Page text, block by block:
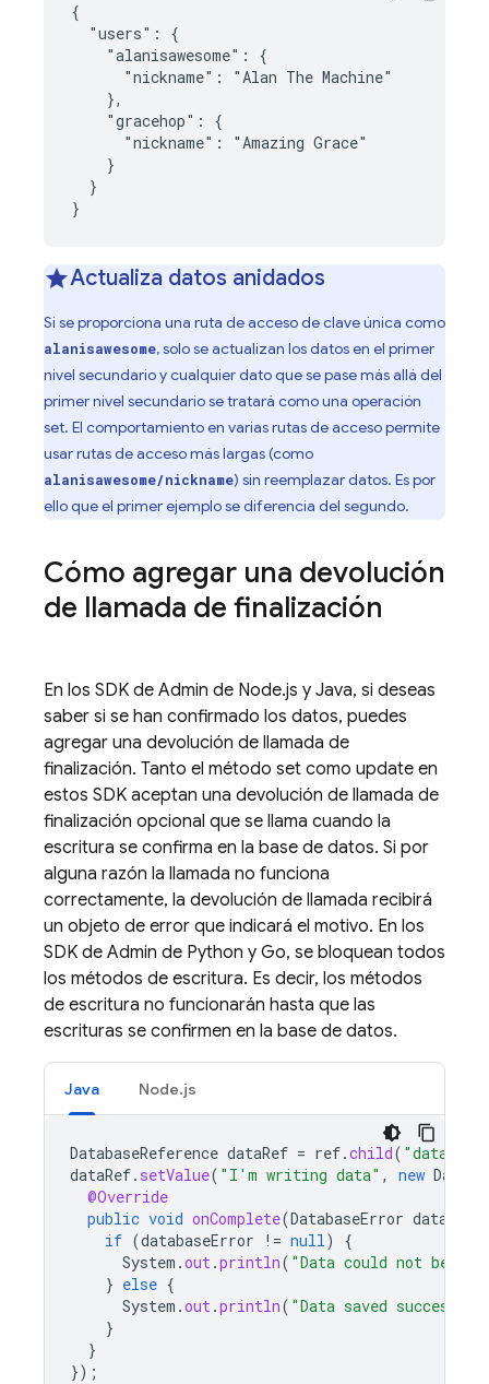
{
  "users": {
    "alanisawesome": {
      "nickname": "Alan The Machine"
    },
    "gracehop": {
      "nickname": "Amazing Grace"
    }
  }
}
Actualiza datos anidados
Si se proporciona una ruta de acceso de clave única como
alanisawesome, solo se actualizan los datos en el primer
nivel secundario y cualquier dato que se pase más allá del
primer nivel secundario se tratará como una operación
set. El comportamiento en varias rutas de acceso permite
usar rutas de acceso más largas (como
alanisawesome/nickname) sin reemplazar datos. Es por
ello que el primer ejemplo se diferencia del segundo.
Cómo agregar una devolución
de llamada de finalización
En los SDK de Admin de Node.js y Java, si deseas
saber si se han confirmado los datos, puedes
agregar una devolución de llamada de
finalización. Tanto el método set como update en
estos SDK aceptan una devolución de llamada de
finalización opcional que se llama cuando la
escritura se confirma en la base de datos. Si por
alguna razón la llamada no funciona
correctamente, la devolución de llamada recibirá
un objeto de error que indicará el motivo. En los
SDK de Admin de Python y Go, se bloquean todos
los métodos de escritura. Es decir, los métodos
de escritura no funcionarán hasta que las
escrituras se confirmen en la base de datos.
Java Node.js
DatabaseReference dataRef = ref.child( "data"
dataRef. setValue( "I'm writing data" , new
@Override
public void onComplete(DatabaseError
if (databaseError != null)
{
System .out.println( "Data could not be
} else {
System .out.println( "Data saved
}
}
});